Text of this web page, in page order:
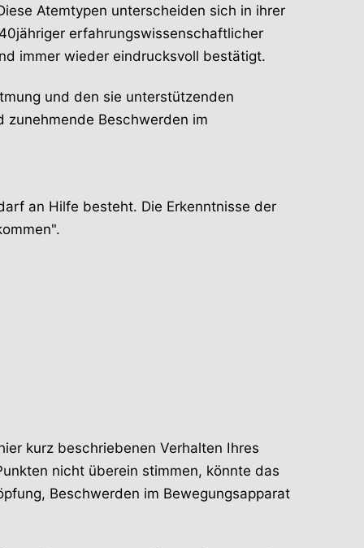
Atemtypen unterscheiden sich in ihrer
erfahrungswissenschaftlicher
immer wieder eindrucksvoll bestätigt.
und den sie unterstützenden
zunehmende Beschwerden im
an Hilfe besteht. Die Erkenntnisse der
kurz beschriebenen Verhalten Ihres
nicht überein stimmen, könnte das
Beschwerden im Bewegungsapparat